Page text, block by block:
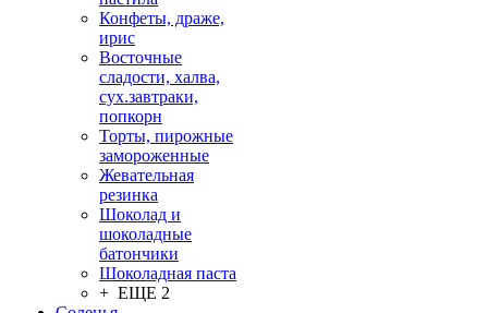
Конфеты, драже,
ирис
Восточные
сладости, халва,
сух.завтраки,
попкорн
Торты, пирожные
замороженные
Жевательная
резинка
Шоколад и
шоколадные
батончики
Шоколадная паста
+ ЕЩЕ 2